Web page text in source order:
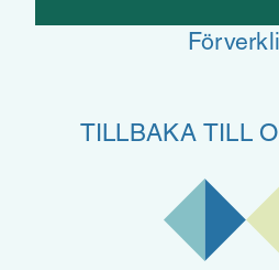
TILLBAKA TILL